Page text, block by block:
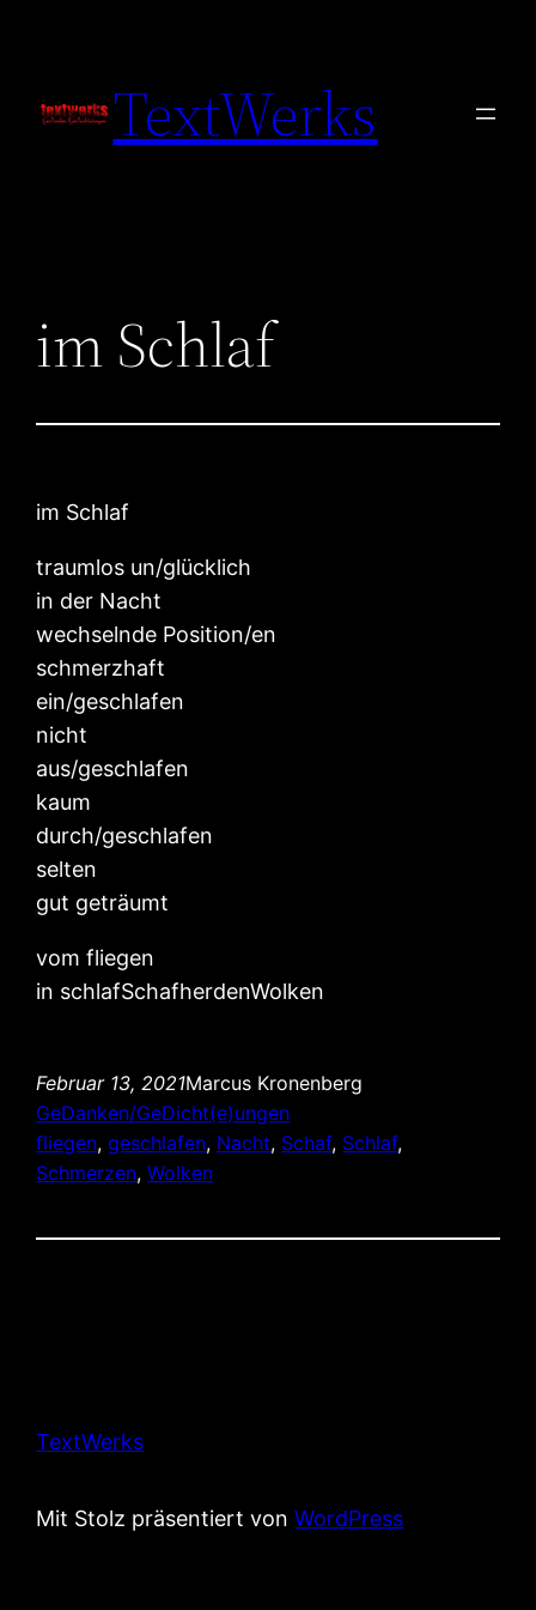
TextWerks
im Schlaf
im Schlaf
traumlos un/glücklich
in der Nacht
wechselnde Position/en
schmerzhaft
ein/geschlafen
nicht
aus/geschlafen
kaum
durch/geschlafen
selten
gut geträumt
vom fliegen
in schlafSchafherdenWolken
Februar 13, 2021Marcus Kronenberg
GeDanken/GeDicht(e)ungen
fliegen, geschlafen, Nacht, Schaf, Schlaf
Schmerzen, Wolken
TextWerks
Mit Stolz präsentiert vonWordPress